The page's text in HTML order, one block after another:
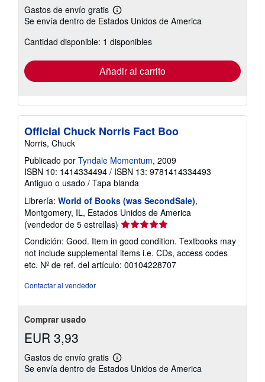
Gastos de envío gratis
Más
información
las
tarifas
envío
Se envía dentro de Estados Unidos de America
Cantidad disponible: 1 disponibles
Añadir al carrito
Official Chuck Norris Fact Boo
Norris, Chuck
Publicado por Tyndale Momentum, 2009
ISBN 10: 1414334494 / ISBN 13: 9781414334493
Antiguo o usado / Tapa blanda
Librería: World of Books (was SecondSale),
Montgomery, IL, Estados Unidos de America
(vendedor de 5 estrellas) Calificación
vendedor:
5
de
Condición: Good. Item in good condition. Textbooks may
not include supplemental items i.e. CDs, access codes
etc. Nº de ref. del artículo: 00104228707
Contactar al vendedor
Comprar usado
EUR 3,93
Gastos de envío gratis
Más
información
Se envía dentro de Estados Unidos de America